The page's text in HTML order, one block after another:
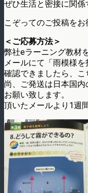
ぜひ生活と密接に関係
こぞってのご投稿をお
＜ご応募方法＞
弊社eラーニング教材
メールにて「雨模様
確認できましたら、こ
尚、ご発送は日本国
お願い致します。
頂いたメールより1週